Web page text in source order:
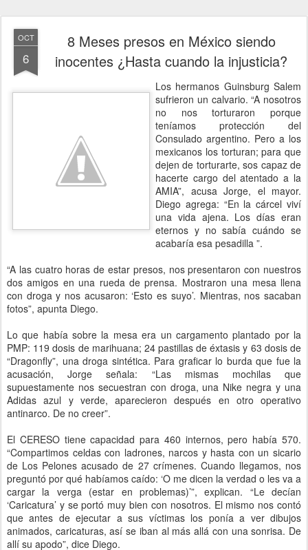
OCT
6
8 Meses presos en México siendo
inocentes ¿Hasta cuando la injusticia?
Los hermanos Guinsburg Salem
sufrieron un calvario. “A nosotros
no nos torturaron porque
teníamos protección del
Consulado argentino. Pero a los
mexicanos los torturan; para que
dejen de torturarte, sos capaz de
hacerte cargo del atentado a la
AMIA”, acusa Jorge, el mayor.
Diego agrega: “En la cárcel viví
una vida ajena. Los días eran
eternos y no sabía cuándo se
acabaría esa pesadilla ”.
“A las cuatro horas de estar presos, nos presentaron con nuestros
dos amigos en una rueda de prensa. Mostraron una mesa llena
con droga y nos acusaron: ‘Esto es suyo’. Mientras, nos sacaban
fotos”, apunta Diego.
Lo que había sobre la mesa era un cargamento plantado por la
PMP: 119 dosis de marihuana; 24 pastillas de éxtasis y 63 dosis de
“Dragonfly”, una droga sintética. Para graficar lo burda que fue la
acusación, Jorge señala: “Las mismas mochilas que
supuestamente nos secuestran con droga, una Nike negra y una
Adidas azul y verde, aparecieron después en otro operativo
antinarco. De no creer”.
El CERESO tiene capacidad para 460 internos, pero había 570.
“Compartimos celdas con ladrones, narcos y hasta con un sicario
de Los Pelones acusado de 27 crímenes. Cuando llegamos, nos
preguntó por qué habíamos caído: ‘O me dicen la verdad o les va a
cargar la verga (estar en problemas)’”, explican. “Le decían
‘Caricatura’ y se portó muy bien con nosotros. El mismo nos contó
que antes de ejecutar a sus víctimas los ponía a ver dibujos
animados, caricaturas, así se iban al más allá con una sonrisa. De
allí su apodo”, dice Diego.